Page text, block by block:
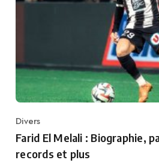
Category
Divers
Farid El Melali : Biographie,
records et plus